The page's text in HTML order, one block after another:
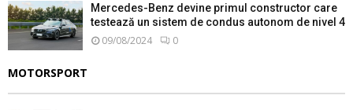
Mercedes-Benz devine primul constructor care
testează un sistem de condus autonom de nivel 4
09/08/2024 0
MOTORSPORT